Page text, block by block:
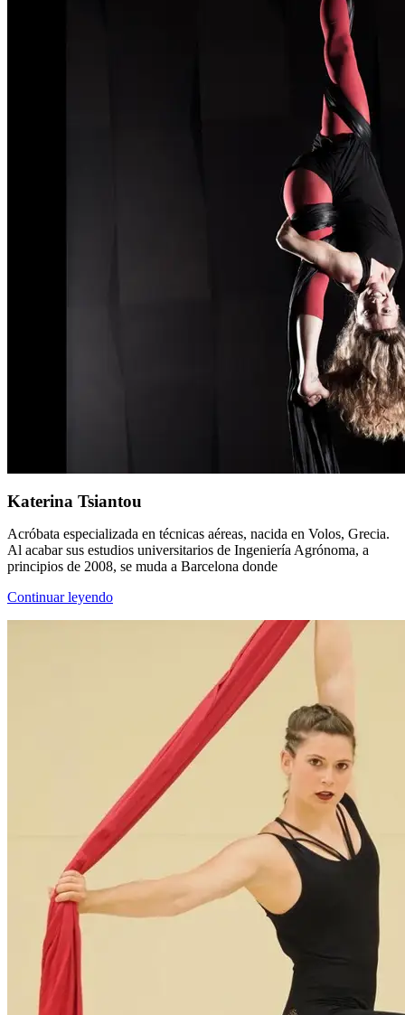
Katerina Tsiantou
Acróbata especializada en técnicas aéreas, nacida en Volos, Grecia.
Al acabar sus estudios universitarios de Ingeniería Agrónoma, a
principios de 2008, se muda a Barcelona donde
Continuar leyendo